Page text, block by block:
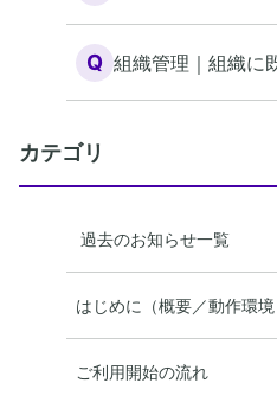
Q 組織管理｜組織に
カテゴリ
過去のお知らせ一覧
はじめに（概要／動作環境
ご利用開始の流れ